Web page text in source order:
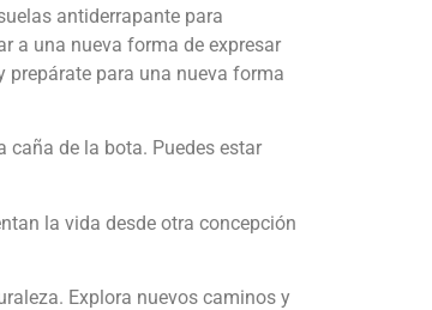
antiderrapante para
a una nueva forma de expresar
prepárate para una nueva forma
caña de la bota. Puedes estar
la vida desde otra concepción
Explora nuevos caminos y